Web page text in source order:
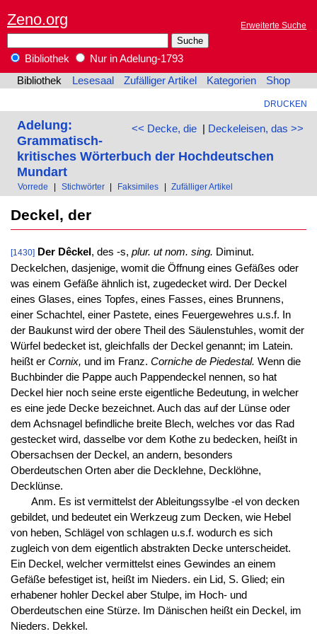
Zeno.org Erweiterte Suche
Bibliothek
Nur in Adelung-1793
Bibliothek
Lesesaal Zufälliger Artikel Kategorien Shop
DRUCKEN
<< Decke, die| Deckeleisen, das >>
Adelung:
Grammatisch-
kritisches Wörterbuch der Hochdeutschen
Mundart
Vorrede Stichwörter Faksimiles Zufälliger Artikel
Deckel, der
[1430] Der Dêckel , des -s, plur. ut nom. sing. Diminut.
Deckelchen, dasjenige, womit die Öffnung eines Gefäßes oder
was einem Gefäße ähnlich ist, zugedecket wird. Der Deckel
eines Glases, eines Topfes, eines Fasses, eines Brunnens,
einer Schachtel, einer Pastete, eines Feuergewehres u.s.f. In
der Baukunst wird der obere Theil des Säulenstuhles, womit der
Würfel bedecket ist, gleichfalls der Deckel genannt; im Latein.
heißt er Cornix, und im Franz. Corniche de Piedestal. Wenn die
Buchbinder die Pappe auch Pappendeckel nennen, so hat
Deckel hier noch seine erste eigentliche Bedeutung, in welcher
es eine jede Decke bezeichnet. Auch das auf der Lünse oder
dem Achsnagel befindliche breite Blech, welches vor das Rad
gestecket wird, dasselbe vor dem Kothe zu bedecken, heißt in
Obersachsen der Deckel, an andern, besonders
Oberdeutschen Orten aber die Decklehne, Decklöhne,
Decklünse.
Anm. Es ist vermittelst der Ableitungssylbe -el von decken
gebildet, und bedeutet ein Werkzeug zum Decken, wie Hebel
von heben, Schlägel von schlagen u.s.f. wodurch es sich
zugleich von dem eigentlich abstrakten Decke unterscheidet.
Ein Deckel, welcher vermittelst eines Gewindes an einem
Gefäße befestiget ist, heißt im Nieders. ein Lid, S. Glied; ein
erhabener hohler Deckel aber Stulpe, im Hoch- und
Oberdeutschen eine Stürze. Im Dänischen heißt ein Deckel, im
Nieders. Dekkel.